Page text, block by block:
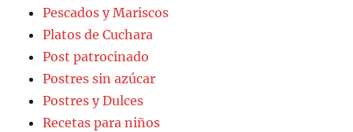
Pescados y Mariscos
Platos de Cuchara
Post patrocinado
Postres sin azúcar
Postres y Dulces
Recetas para niños